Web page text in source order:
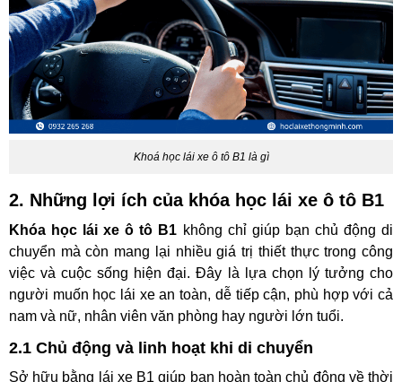
Khoá học lái xe ô tô B1 là gì
2. Những lợi ích của khóa học lái xe ô tô B1
Khóa học lái xe ô tô B1 không chỉ giúp bạn chủ động di
việc và cuộc sống hiện đại. Đây là lựa chọn lý tưởng cho
người muốn học lái xe an toàn, dễ tiếp cận, phù hợp với cả